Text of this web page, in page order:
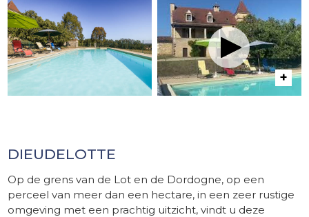
DIEUDELOTTE
Op de grens van de Lot en de Dordogne, op een
perceel van meer dan een hectare, in een zeer rustige
omgeving met een prachtig uitzicht, vindt u deze